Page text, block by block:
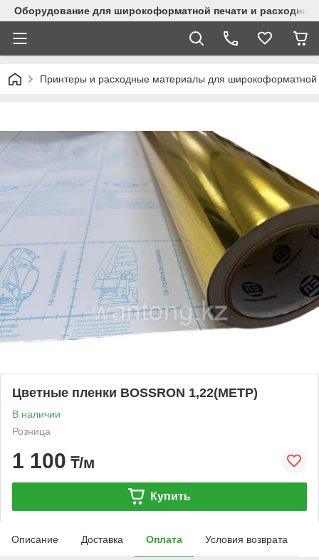
Оборудование для широкоформатной печати и
Принтеры и расходные материалы для широкоформатной
Цветные пленки BOSSRON 1,22(МЕТР)
В наличии
Розница
1 100 ₸/м
Купить
Описание Доставка Оплата Условия возврата